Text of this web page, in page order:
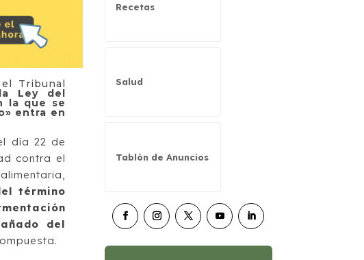
Tribunal
Ley del
la que se
entra en
día 22 de
contra el
término
del
Recetas
Salud
Tablón de Anuncios